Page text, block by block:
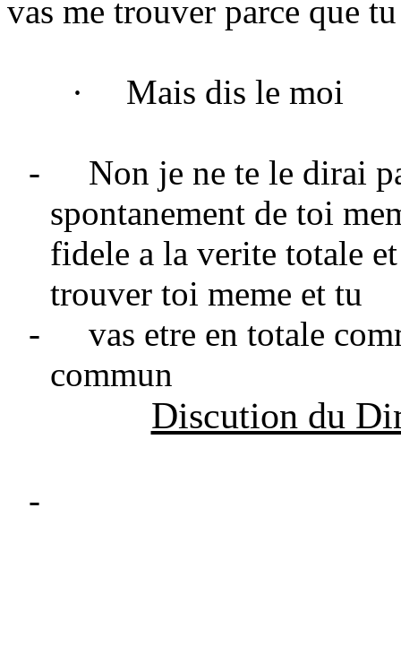
vas me trouver parce que
· Mais dis le moi
-
Non je ne te le dirai
spontanement de toi
fidele a la verite totale
trouver toi meme et tu
-
vas etre en totale
commun
Discution du
-